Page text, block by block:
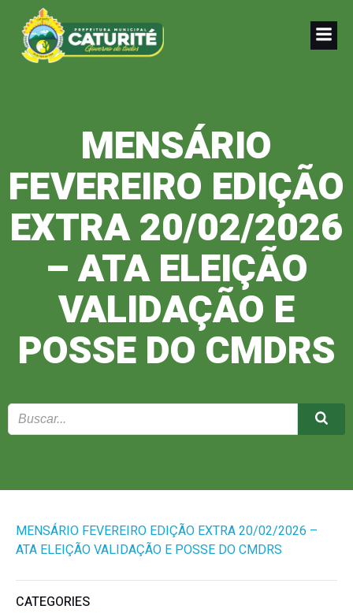
MENSÁRIO
FEVEREIRO EDIÇÃO
EXTRA 20/02/2026
– ATA ELEIÇÃO
VALIDAÇÃO E
POSSE DO CMDRS
MENSÁRIO FEVEREIRO EDIÇÃO EXTRA 20/02/2026 –
ATA ELEIÇÃO VALIDAÇÃO E POSSE DO CMDRS
CATEGORIES